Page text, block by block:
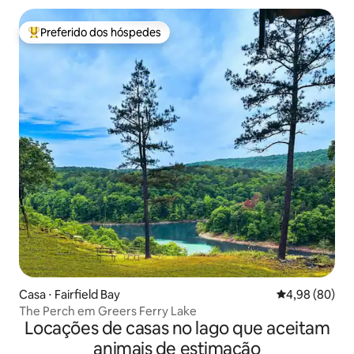
Entre os melhores preferidos dos hóspedes
Preferido dos hóspedes
Casa ⋅ Fairfield Bay 4,98 de uma
4,98 (80)
The Perch em Greers Ferry Lake
Locações de casas no lago que aceitam
animais de estimação